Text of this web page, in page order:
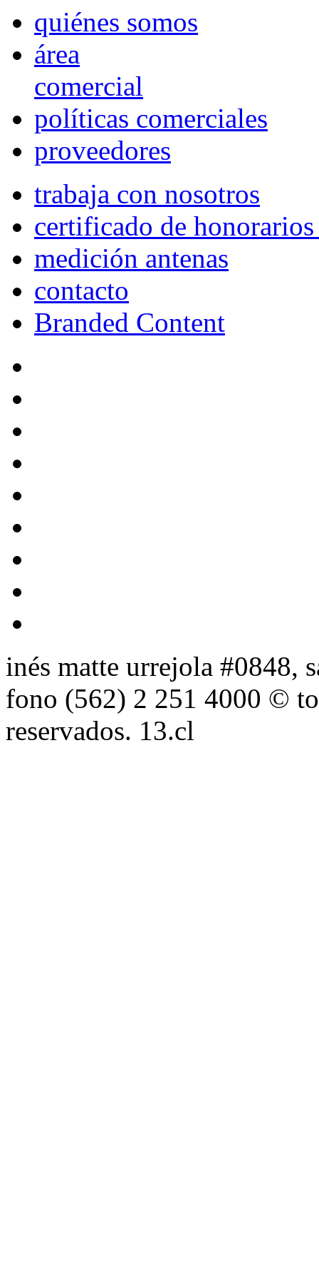
quiénes somos
área
comercial
políticas comerciales
proveedores
trabaja con nosotros
certificado de
medición antenas
contacto
Branded Content
inés matte urrejola #0848,
fono (562) 2 251 4000 ©
reservados. 13.cl